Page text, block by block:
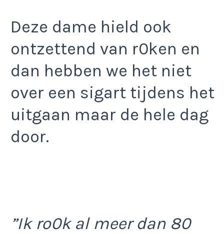
Deze dame hield ook
ontzettend van r0ken en
dan hebben we het niet
over een sigart tijdens het
uitgaan maar de hele dag
door.
”Ik ro0k al meer dan 80